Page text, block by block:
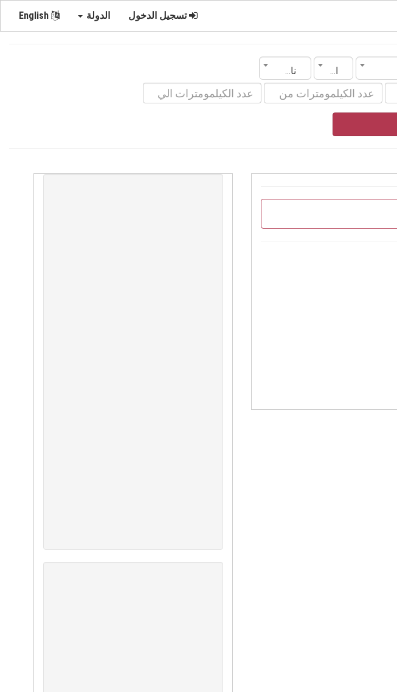
تسجيل الدخول الدولة
الموديل ناقل الحركة